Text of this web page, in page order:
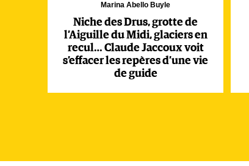
Marina Abello Buyle
Niche des Drus, grotte de
l’Aiguille du Midi, glaciers en
recul… Claude Jaccoux voit
s’effacer les repères d’une vie
de guide